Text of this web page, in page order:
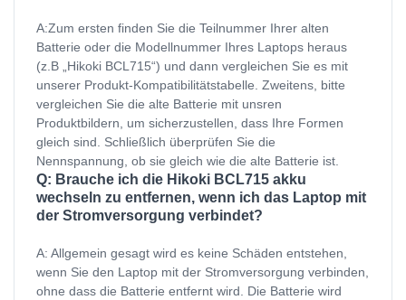
A:Zum ersten finden Sie die Teilnummer Ihrer alten
Batterie oder die Modellnummer Ihres Laptops heraus
(z.B „Hikoki BCL715“) und dann vergleichen Sie es mit
unserer Produkt-Kompatibilitätstabelle. Zweitens, bitte
vergleichen Sie die alte Batterie mit unsren
Produktbildern, um sicherzustellen, dass Ihre Formen
gleich sind. Schließlich überprüfen Sie die
Nennspannung, ob sie gleich wie die alte Batterie ist.
Q: Brauche ich die Hikoki BCL715 akku
wechseln zu entfernen, wenn ich das Laptop mit
der Stromversorgung verbindet?
A: Allgemein gesagt wird es keine Schäden entstehen,
wenn Sie den Laptop mit der Stromversorgung verbinden,
ohne dass die Batterie entfernt wird. Die Batterie wird